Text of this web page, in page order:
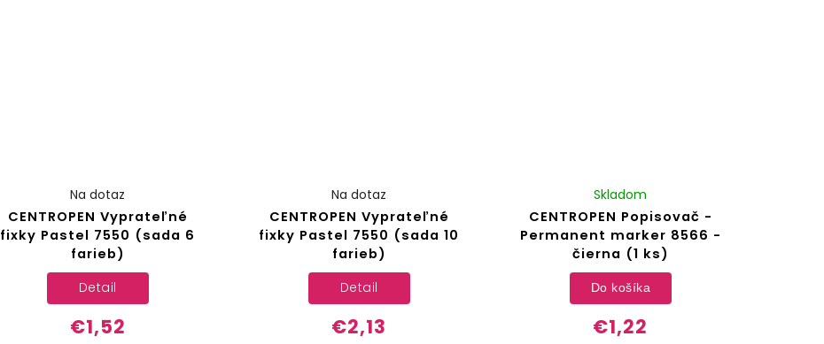
CENTROPEN Vyprateľné
fixky Pastel 7550 (sada 6
farieb)
Na dotaz
€1,52
Detail
CENTROPEN Vyprateľné
fixky Pastel 7550 (sada 10
farieb)
Na dotaz
€2,13
Detail
CENTROPEN Popisovač -
Permanent marker 8566 -
čierna (1 ks)
Skladom
€1,22
Do košíka